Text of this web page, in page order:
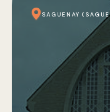
SAGUENAY